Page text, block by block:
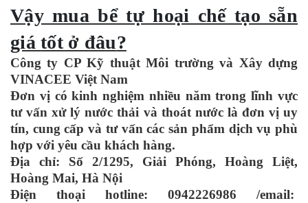
Vậy mua bể tự hoại chế tạo sẵn
giátốtở đâu?
Công ty CP Kỹ thuật Môi trường và Xây dựng
VINACEE Việt Nam
Đơn vị có kinh nghiệm nhiều năm trong lĩnh vực
tư vấn xử lý nước thải và thoát nước là đơn vị uy
tín, cung cấp và tư vấn các sản phẩm dịch vụ phù
hợp với yêu cầu khách hàng.
Địa chỉ: Số 2/1295, Giải Phóng, Hoàng Liệt,
Hoàng Mai, Hà Nội
Điện thoại hotline: 0942226986 /email: